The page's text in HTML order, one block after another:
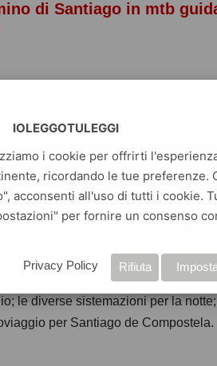
di Santiago in mtb
Inglese
estratto GRATIS e inizia a leggere
Due settimane in mtb lungo il
mettere insieme un
da/per Saint Jean e Santiago.
le diverse sistemazioni per la
per Santiago de Compostela.
IOLEGGOTULEGGI
i cookie per offrirti
ricordando le tue preferenze.
acconsenti all'uso di tutti i cookie.
per fornire un consenso
Rifiuta
Privacy Policy